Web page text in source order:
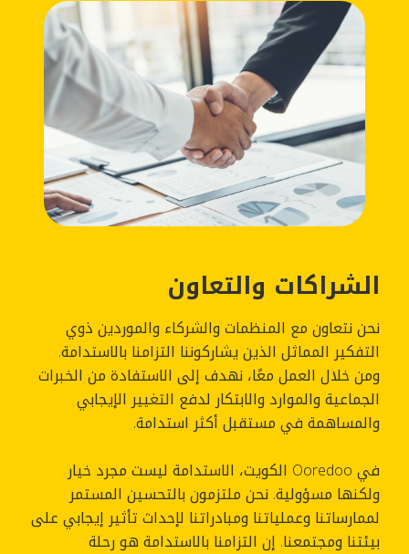
الشراكات والتعاون
نحن نتعاون مع المنظمات والشركاء والموردين ذوي
التفكير المماثل الذين يشاركوننا التزامنا بالاستدامة.
ومن خلال العمل معًا، نهدف إلى الاستفادة من الخبرات
الجماعية والموارد والابتكار لدفع التغيير الإيجابي
والمساهمة في مستقبل أكثر استدامة.
في Ooredoo الكويت، الاستدامة ليست مجرد خيار
ولكنها مسؤولية. نحن ملتزمون بالتحسين المستمر
لممارساتنا وعملياتنا ومبادراتنا لإحداث تأثير إيجابي على
بيئتنا ومجتمعنا. إن التزامنا بالاستدامة هو رحلة